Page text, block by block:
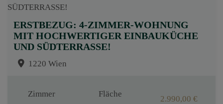
ERSTBEZUG: 4-ZIMMER-WOHNUNG
MIT HOCHWERTIGER EINBAUKÜCHE
UND SÜDTERRASSE!
1220 Wien
Zimmer
Fläche
2.990,00 €